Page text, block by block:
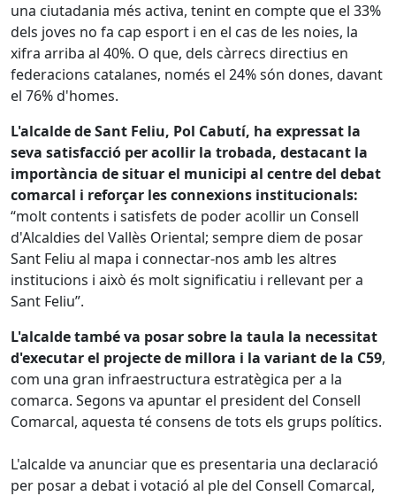
una ciutadania més activa, tenint en compte que el 33%
dels joves no fa cap esport i en el cas de les noies, la
xifra arriba al 40%. O que, dels càrrecs directius en
federacions catalanes, només el 24% són dones, davant
el 76% d'homes.
L'alcalde de Sant Feliu, Pol Cabutí, ha expressat la
seva satisfacció per acollir la trobada, destacant la
importància de situar el municipi al centre del debat
comarcal i reforçar les connexions institucionals:
“molt contents i satisfets de poder acollir un Consell
d'Alcaldies del Vallès Oriental; sempre diem de posar
Sant Feliu al mapa i connectar-nos amb les altres
institucions i això és molt significatiu i rellevant per a
Sant Feliu”.
L'alcalde també va posar sobre la taula la necessitat
d'executar el projecte de millora i la variant de la C59,
com una gran infraestructura estratègica per a la
comarca. Segons va apuntar el president del Consell
Comarcal, aquesta té consens de tots els grups polítics.
L'alcalde va anunciar que es presentaria una declaració
per posar a debat i votació al ple del Consell Comarcal,